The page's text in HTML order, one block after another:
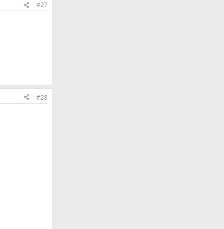
#27
#28